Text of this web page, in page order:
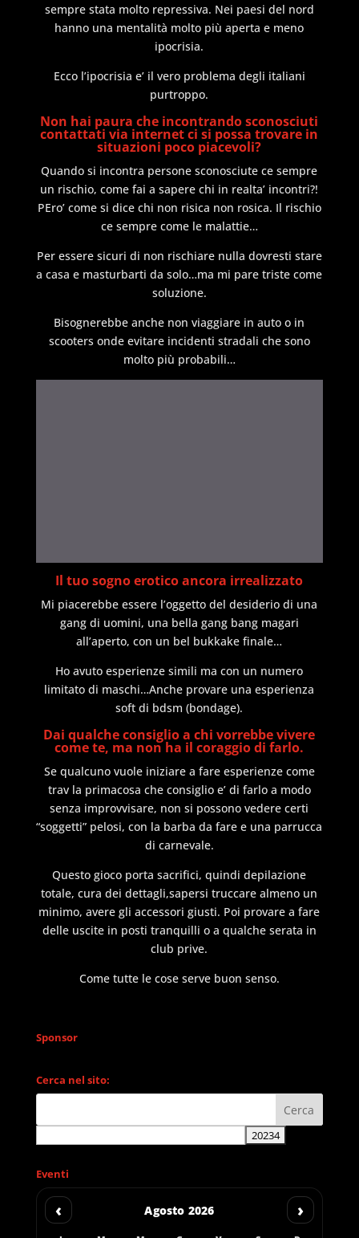
sempre stata molto repressiva. Nei paesi del nord
hanno una mentalità molto più aperta e meno
ipocrisia.
Ecco l’ipocrisia e’ il vero problema degli italiani
purtroppo.
Non hai paura che incontrando sconosciuti
contattati via internet ci si possa trovare in
situazioni poco piacevoli?
Quando si incontra persone sconosciute ce sempre
un rischio, come fai a sapere chi in realta’ incontri?!
PEro’ come si dice chi non risica non rosica. Il rischio
ce sempre come le malattie…
Per essere sicuri di non rischiare nulla dovresti stare
a casa e masturbarti da solo…ma mi pare triste come
soluzione.
Bisognerebbe anche non viaggiare in auto o in
scooters onde evitare incidenti stradali che sono
molto più probabili…
Il tuo sogno erotico ancora irrealizzato
Mi piacerebbe essere l’oggetto del desiderio di una
gang di uomini, una bella gang bang magari
all’aperto, con un bel bukkake finale…
Ho avuto esperienze simili ma con un numero
limitato di maschi…Anche provare una esperienza
soft di bdsm (bondage).
Dai qualche consiglio a chi vorrebbe vivere
come te, ma non ha il coraggio di farlo.
Se qualcuno vuole iniziare a fare esperienze come
trav la primacosa che consiglio e’ di farlo a modo
senza improvvisare, non si possono vedere certi
“soggetti” pelosi, con la barba da fare e una parrucca
di carnevale.
Questo gioco porta sacrifici, quindi depilazione
totale, cura dei dettagli,sapersi truccare almeno un
minimo, avere gli accessori giusti. Poi provare a fare
delle uscite in posti tranquilli o a qualche serata in
club prive.
Come tutte le cose serve buon senso.
Sponsor
Cerca nel sito:
Eventi
‹ Agosto 2026 ›